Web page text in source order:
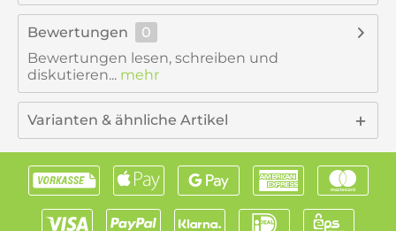
Bewertungen
0
Bewertungen lesen, schreiben und
diskutieren... mehr
Varianten & ähnliche Artikel